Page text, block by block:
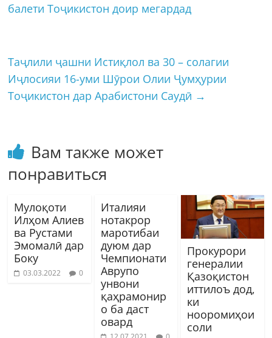
балети Тоҷикистон доир мегардад
Таҷлили ҷашни Истиқлол ва 30 – солагии
Иҷлосияи 16-уми Шӯрои Олии Ҷумҳурии
Тоҷикистон дар Арабистони Саудӣ →
Вам также может
понравиться
Мулоқоти
Илҳом Алиев
ва Рустами
Эмомалӣ дар
Боку
03.03.2022 0
Италияи
нотакрор
маротибаи
дуюм дар
Чемпионати
Аврупо
унвони
қаҳрамонир
о ба даст
овард
Прокурори
генералии
Қазоқистон
иттилоъ дод,
ки
нооромиҳои
соли